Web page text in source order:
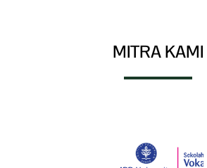
MITRA KAMI